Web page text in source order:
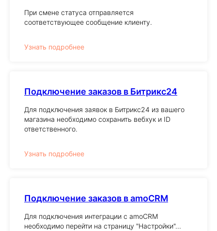
При смене статуса отправляется
соответствующее сообщение клиенту.
Узнать подробнее
Подключение заказов в Битрикс24
Для подключения заявок в Битрикс24 из вашего
магазина необходимо сохранить вебхук и ID
ответственного.
Узнать подробнее
Подключение заказов в amoCRM
Для подключения интеграции с amoCRM
необходимо перейти на страницу "Настройки"...